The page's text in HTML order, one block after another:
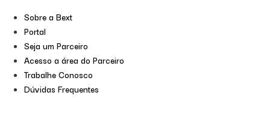
Sobre a Bext
Portal
Seja um Parceiro
Acesso a área do Parceiro
Trabalhe Conosco
Dúvidas Frequentes